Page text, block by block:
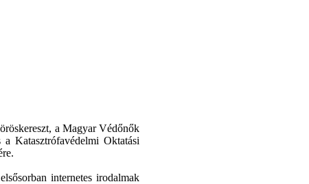
a Magyar Védőnők
a Katasztrófavédelmi Oktatási
internetes irodalmak